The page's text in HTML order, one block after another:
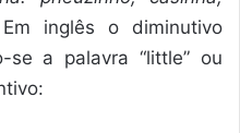
inglês o diminutivo
se a palavra “little” ou